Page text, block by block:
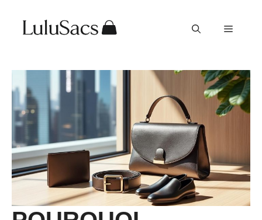
contenu
Menu